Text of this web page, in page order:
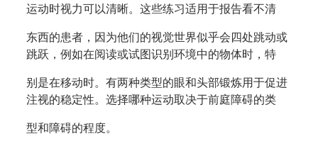
运动时视力可以清晰。这些练习适用于报告看不清
东西的患者，因为他们的视觉世界似乎会四处跳动或
跳跃，例如在阅读或试图识别环境中的物体时，特
别是在移动时。有两种类型的眼和头部锻炼用于促进
注视的稳定性。选择哪种运动取决于前庭障碍的类
型和障碍的程度。